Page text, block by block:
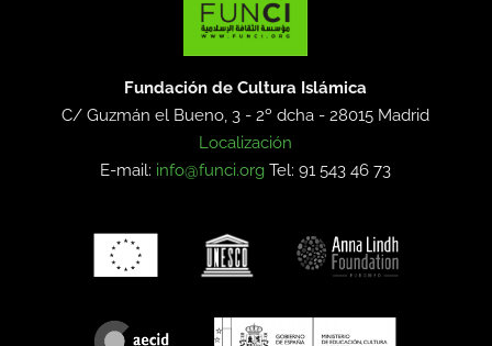
Fundación de Cultura Islámica
C/ Guzmán el Bueno, 3 - 2º dcha -28015 Madrid
Localización
E-mail: info@funci.org Tel: 91 543 46 73